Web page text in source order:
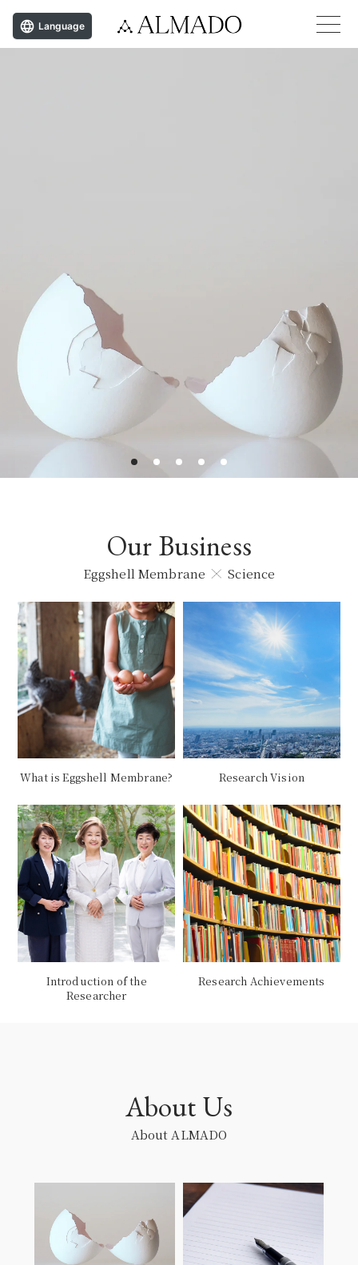
Our Business
Eggshell Membrane Science
What is Eggshell Membrane? Research Vision
Introduction of the
Researcher
Research Achievements
About Us
About ALMADO
Language